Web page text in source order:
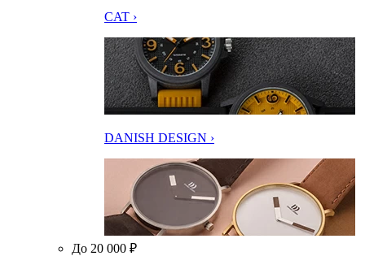
CAT ›
DANISH DESIGN ›
До 20 000 ₽